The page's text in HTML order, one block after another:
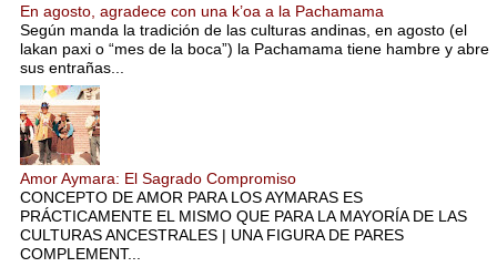
En agosto, agradece con una k’oa a la Pachamama
Según manda la tradición de las culturas andinas, en agosto (el
lakan paxi o “mes de la boca”) la Pachamama tiene hambre y abre
sus entrañas...
Amor Aymara: El Sagrado Compromiso
CONCEPTO DE AMOR PARA LOS AYMARAS ES
PRÁCTICAMENTE EL MISMO QUE PARA LA MAYORÍA DE LAS
CULTURAS ANCESTRALES | UNA FIGURA DE PARES
COMPLEMENT...